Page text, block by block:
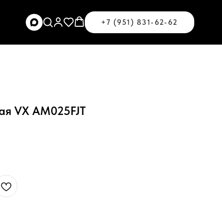
+7 (951) 831-62-62
VX AM025FJT